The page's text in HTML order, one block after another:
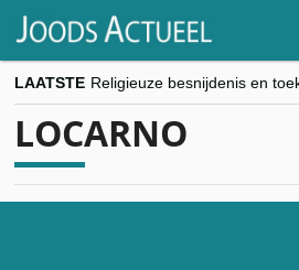
LAATSTE
LOCARNO